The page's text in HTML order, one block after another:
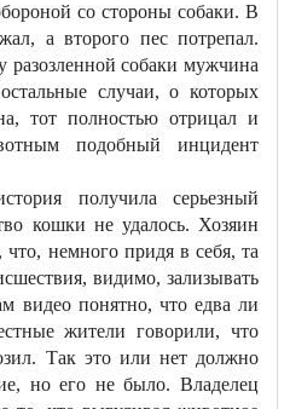
со стороны собаки. В
а второго пес потрепал.
разозленной собаки мужчина
случаи, о которых
тот полностью отрицал и
подобный инцидент
получила серьезный
кошки не удалось. Хозяин
что, немного придя в себя, та
видимо, зализывать
видео понятно, что едва ли
жители говорили, что
Так это или нет должно
но его не было. Владелец